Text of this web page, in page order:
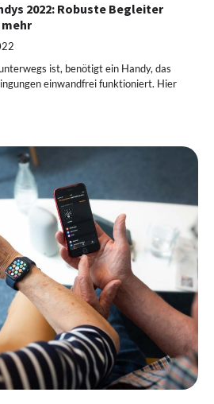
2022: Robuste Begleiter
ist, benötigt ein Handy, das
einwandfrei funktioniert. Hier